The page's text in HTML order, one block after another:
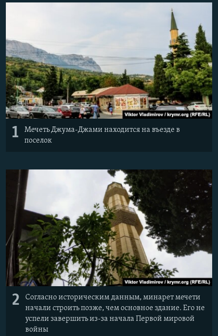
ELIFBE
УКРАИНСКАЯ ПРОБЛЕМА КРЫМА
Все сайты RFE/RL
1
Мечеть Джума-Джами находится на въезде в
поселок
2
Согласно историческим данным, минарет мечети
начали строить позже, чем основное здание. Его не
успели завершить из-за начала Первой мировой
войны